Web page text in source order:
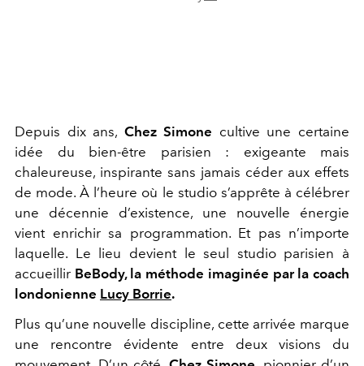
Depuis dix ans, Chez Simone cultive une certaine
idée du bien-être parisien : exigeante mais
chaleureuse, inspirante sans jamais céder aux effets
de mode. À l’heure où le studio s’apprête à célébrer
une décennie d’existence, une nouvelle énergie
vient enrichir sa programmation. Et pas n’importe
laquelle. Le lieu devient le seul studio parisien à
accueillir BeBody, la méthode imaginée par la coach
londonienne Lucy Borrie.
Plus qu’une nouvelle discipline, cette arrivée marque
une rencontre évidente entre deux visions du